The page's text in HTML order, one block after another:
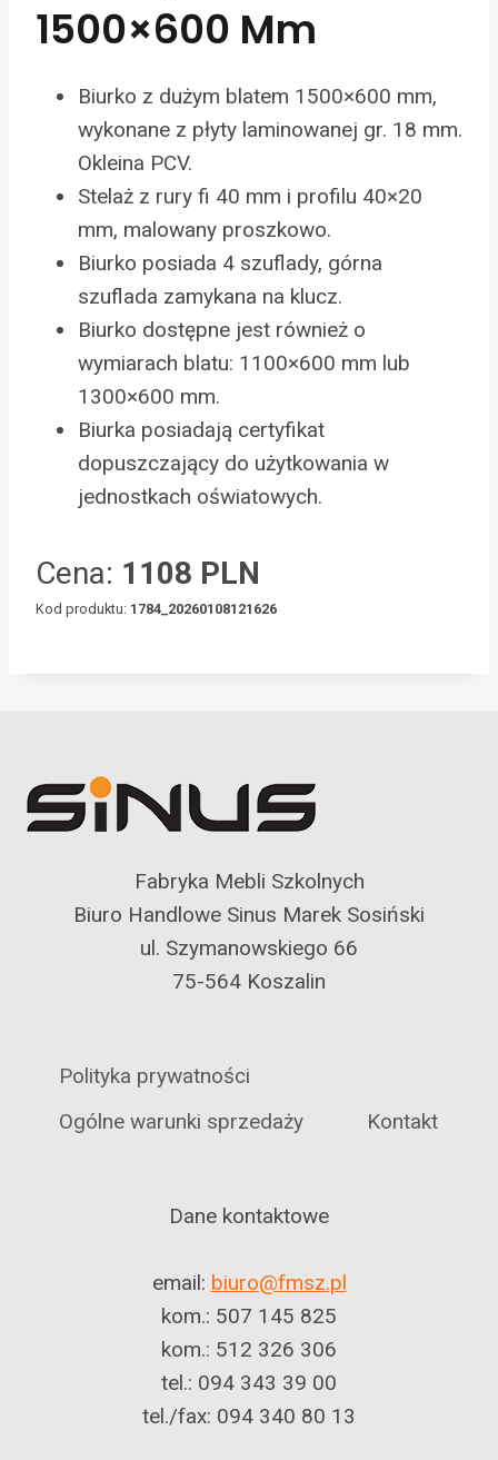
1500×600 Mm
Biurko z dużym blatem 1500×600 mm,
wykonane z płyty laminowanej gr. 18 mm.
Okleina PCV.
Stelaż z rury fi 40 mm i profilu 40×20
mm, malowany proszkowo.
Biurko posiada 4 szuflady, górna
szuflada zamykana na klucz.
Biurko dostępne jest również o
wymiarach blatu: 1100×600 mm lub
1300×600 mm.
Biurka posiadają certyfikat
dopuszczający do użytkowania w
jednostkach oświatowych.
Cena: 1108 PLN
Kod produktu: 1784_20260108121626
Fabryka Mebli Szkolnych
Biuro Handlowe Sinus Marek Sosiński
ul. Szymanowskiego 66
75-564 Koszalin
Polityka prywatności
Ogólne warunki sprzedaży
Kontakt
Dane kontaktowe
email: biuro@fmsz.pl
kom.: 507 145 825
kom.: 512 326 306
tel.: 094 343 39 00
tel./fax: 094 340 80 13